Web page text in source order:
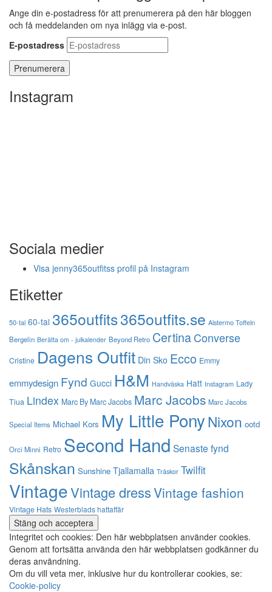
Ange din e-postadress för att prenumerera på den här bloggen
och få meddelanden om nya inlägg via e-post.
E-postadress
Instagram
Sociala medier
Visa jenny365outfitss profil på Instagram
Etiketter
50-tal 60-tal 365outfits365outfits.se Alstermo Toffeln
Bergelin Berätta om - julkalender Beyond Retro CertinaConverse
Cristine Dagens Outfit Din Sko Ecco Emmy
emmydesign Fynd Gucci H&M Handväska Hatt Instagram Lady
Tiua Lindex Marc By Marc Jacobs Marc Jacobs Marc Jacobs
Special Items Michael Kors My Little PonyNixon ootd
Orci Minni Retro Second Hand Senaste fynd
Skånskan Sunshine Tjallamalla Träskor Twilfit
VintageVintage dressVintage fashion
Vintage Hats Westerblads hattaffär
Integritet och cookies: Den här webbplatsen använder cookies.
Genom att fortsätta använda den här webbplatsen godkänner du
deras användning.
Om du vill veta mer, inklusive hur du kontrollerar cookies, se:
Cookie-policy